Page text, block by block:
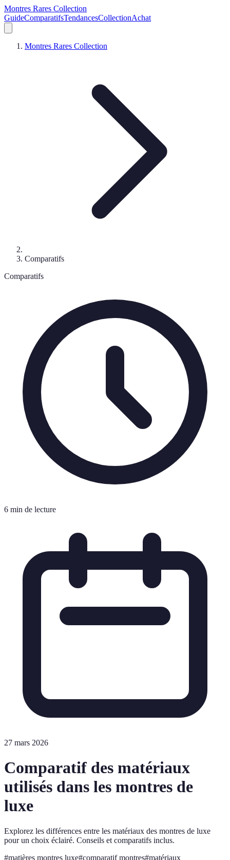
Montres Rares Collection
GuideComparatifsTendancesCollectionAchat
Montres Rares Collection
Comparatifs
Comparatifs
6 min de lecture
27 mars 2026
Comparatif des matériaux
utilisés dans les montres de
luxe
Explorez les différences entre les matériaux des montres de luxe
pour un choix éclairé. Conseils et comparatifs inclus.
#matières montres luxe#comparatif montres#matériaux